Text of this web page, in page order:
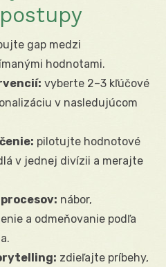
gap medzi
hodnotami.
vyberte 2–3 kľúčové
v nasledujúcom
pilotujte hodnotové
v jednej divízii a merajte
nábor,
a odmeňovanie podľa
zdieľajte príbehy,